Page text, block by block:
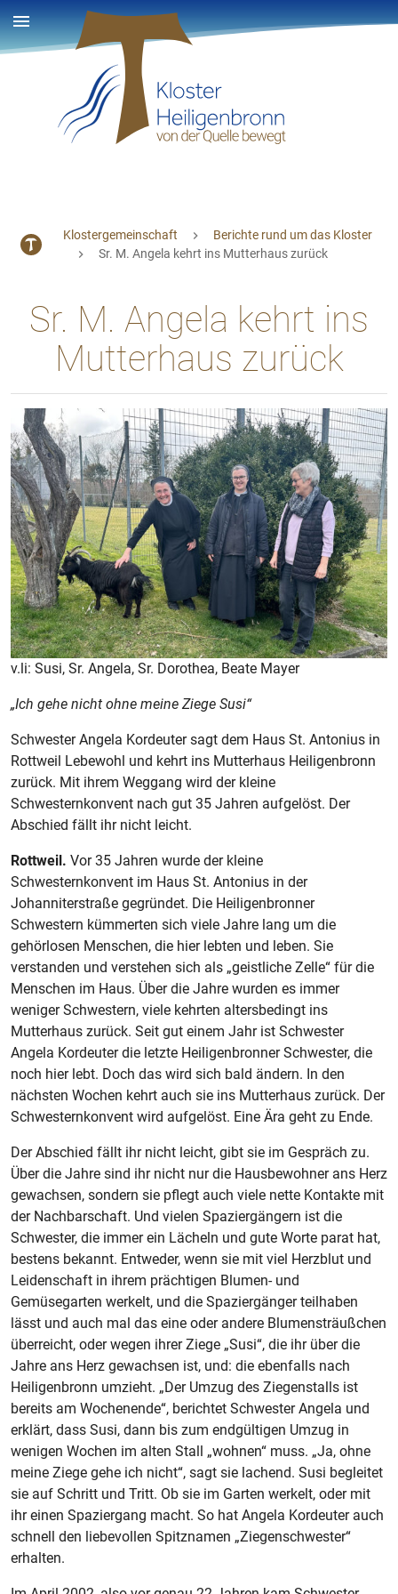
Klostergemeinschaft
Berichte rund um das Kloster
Sr. M. Angela kehrt ins Mutterhaus zurück
Sr. M. Angela kehrt ins
Mutterhaus zurück
v.li: Susi, Sr. Angela, Sr. Dorothea, Beate Mayer
„Ich gehe nicht ohne meine Ziege Susi“
Schwester Angela Kordeuter sagt dem Haus St. Antonius in
Rottweil Lebewohl und kehrt ins Mutterhaus Heiligenbronn
zurück. Mit ihrem Weggang wird der kleine
Schwesternkonvent nach gut 35 Jahren aufgelöst. Der
Abschied fällt ihr nicht leicht.
Rottweil. Vor 35 Jahren wurde der kleine
Schwesternkonvent im Haus St. Antonius in der
Johanniterstraße gegründet. Die Heiligenbronner
Schwestern kümmerten sich viele Jahre lang um die
gehörlosen Menschen, die hier lebten und leben. Sie
verstanden und verstehen sich als „geistliche Zelle“ für die
Menschen im Haus. Über die Jahre wurden es immer
weniger Schwestern, viele kehrten altersbedingt ins
Mutterhaus zurück. Seit gut einem Jahr ist Schwester
Angela Kordeuter die letzte Heiligenbronner Schwester, die
noch hier lebt. Doch das wird sich bald ändern. In den
nächsten Wochen kehrt auch sie ins Mutterhaus zurück. Der
Schwesternkonvent wird aufgelöst. Eine Ära geht zu Ende.
Der Abschied fällt ihr nicht leicht, gibt sie im Gespräch zu.
Über die Jahre sind ihr nicht nur die Hausbewohner ans Herz
gewachsen, sondern sie pflegt auch viele nette Kontakte mit
der Nachbarschaft. Und vielen Spaziergängern ist die
Schwester, die immer ein Lächeln und gute Worte parat hat,
bestens bekannt. Entweder, wenn sie mit viel Herzblut und
Leidenschaft in ihrem prächtigen Blumen- und
Gemüsegarten werkelt, und die Spaziergänger teilhaben
lässt und auch mal das eine oder andere Blumensträußchen
überreicht, oder wegen ihrer Ziege „Susi“, die ihr über die
Jahre ans Herz gewachsen ist, und: die ebenfalls nach
Heiligenbronn umzieht. „Der Umzug des Ziegenstalls ist
bereits am Wochenende“, berichtet Schwester Angela und
erklärt, dass Susi, dann bis zum endgültigen Umzug in
wenigen Wochen im alten Stall „wohnen“ muss. „Ja, ohne
meine Ziege gehe ich nicht“, sagt sie lachend. Susi begleitet
sie auf Schritt und Tritt. Ob sie im Garten werkelt, oder mit
ihr einen Spaziergang macht. So hat Angela Kordeuter auch
schnell den liebevollen Spitznamen „Ziegenschwester“
erhalten.